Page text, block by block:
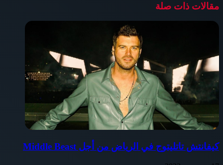
مقالات ذات صلة
كيفانتش تاتليتوج في الرياض من أجل Middle Beast